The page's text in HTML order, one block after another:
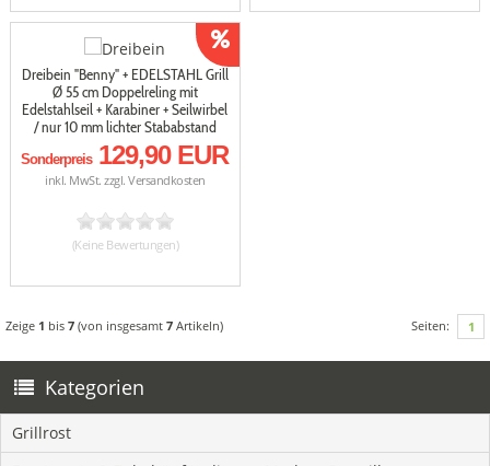
Dreibein "Benny" + EDELSTAHL Grill
Ø 55 cm Doppelreling mit
Edelstahlseil + Karabiner + Seilwirbel
/ nur 10 mm lichter Stababstand
Sonderpreis129,90 EUR
inkl. MwSt. zzgl.Versandkosten
(Keine Bewertungen)
Zeige 1 bis 7 (von insgesamt 7 Artikeln) Seiten: 1
Kategorien
Grillrost